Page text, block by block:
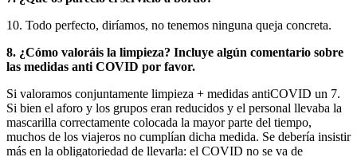
10. Todo perfecto, diríamos, no tenemos ninguna queja concreta.
8. ¿Cómo valoráis la limpieza? Incluye algún comentario sobre
las medidas anti COVID por favor.
Si valoramos conjuntamente limpieza + medidas antiCOVID un 7.
Si bien el aforo y los grupos eran reducidos y el personal llevaba la
mascarilla correctamente colocada la mayor parte del tiempo,
muchos de los viajeros no cumplían dicha medida. Se debería insistir
más en la obligatoriedad de llevarla: el COVID no se va de